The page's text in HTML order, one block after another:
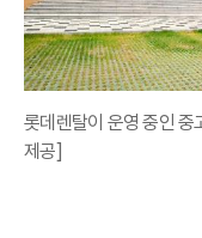
롯데렌탈이 운영 중인
제공]